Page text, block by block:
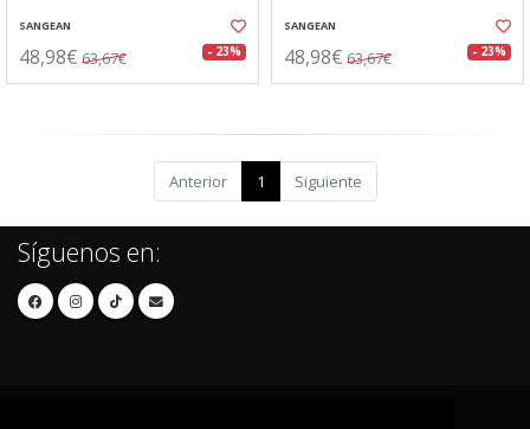
SANGEAN
48,98€ 63,67€ - 23%
SANGEAN
48,98€ 63,67€ - 23%
Anterior 1 Siguiente
Síguenos en: